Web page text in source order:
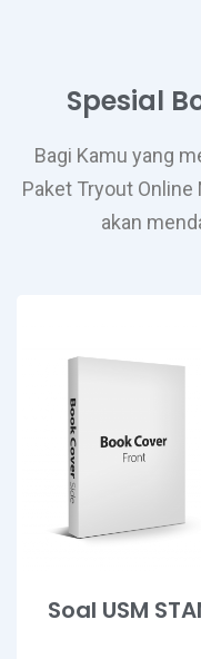
Spesial
Bagi Kamu yang
Paket Tryout Online
akan
Soal USM